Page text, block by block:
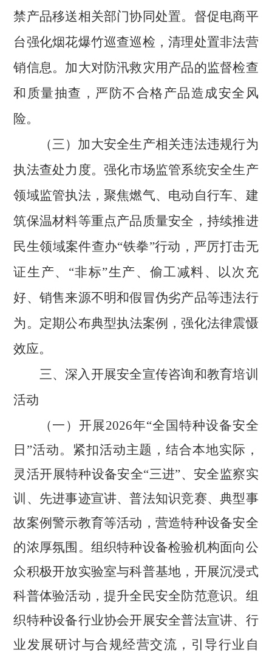
禁产品移送相关部门协同处置。督促电商平
台强化烟花爆竹巡查巡检，清理处置非法营
销信息。加大对防汛救灾用产品的监督检查
和质量抽查，严防不合格产品造成安全风
险。
（三）加大安全生产相关违法违规行为
执法查处力度。强化市场监管系统安全生产
领域监管执法，聚焦燃气、电动自行车、建
筑保温材料等重点产品质量安全，持续推进
民生领域案件查办“铁拳”行动， 严厉打击无
证生产、“非标”生产、偷工减料、以次充
好、销售来源不明和假冒伪劣产品等违法行
为。 定期公布典型执法案例，强化法律震慑
效应。
三、深入开展安全宣传咨询和教育培训
活动
（一）开展2026年“全国特种设备安全
日”活动。 紧扣活动主题，结合本地实际，
灵活开展特种设备安全“三进”、安全监察实
训、先进事迹宣讲、普法知识竞赛、典型事
故案例警示教育等活动，营造特种设备安全
的浓厚氛围。组织特种设备检验机构面向公
众积极开放实验室与科普基地，开展沉浸式
科普体验活动，提升全民安全防范意识。组
织特种设备行业协会开展安全普法宣讲、行
业发展研讨与合规经营交流，引导行业自